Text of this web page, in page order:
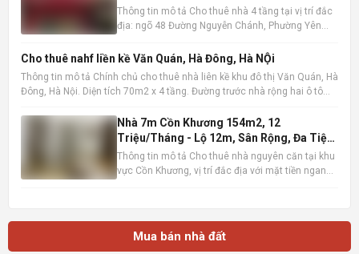
48 Nguyễn Chánh
Thông tin mô tả Cho thuê nhà 4 tầng tại vị trí đắc
địa: ngõ 48 Đường Nguyễn Chánh, Phường Yên
60m2 x 4 tầng, được thiết kế hợp lý với 7 phòng
riêng biệt, độc lập, tạo không gian làm việc hoặc
kinh do
Cho thuê nahf liền kề Văn Quán, Hà Đông, Hà NỘi
Thông tin mô tả Chính chủ cho thuê nhà liên kề khu đô thị Văn Quán, Hà
Đông, Hà Nội. Diện tích 70m2 x 4 tầng. Đường trước nhà rộng hai ô tô
thị , gần ga đường sắt metro, bến xeNhà 7m Cồn Khương 154m2, 12
Triệu/Tháng - Lộ 12m, Sân Rộng, Đa Tiện
Ích
Thông tin mô tả Cho thuê nhà nguyên căn tại khu
vực Cồn Khương, vị trí đắc địa với mặt tiền ngang
Mua bán nhà đất